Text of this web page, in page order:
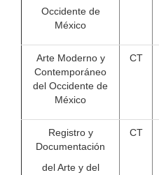
Occidente de
México
Arte Moderno y
Contemporáneo
del Occidente de
México
CT
Registro y
Documentación
del Arte y del
CT